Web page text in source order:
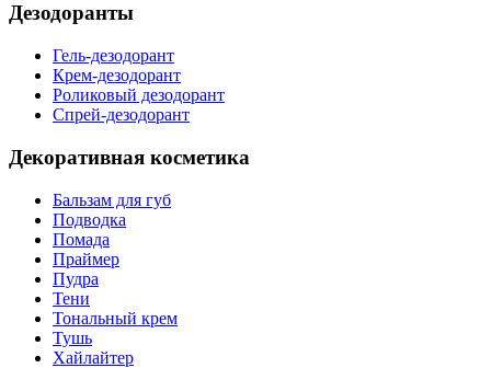
Дезодоранты
Гель-дезодорант
Крем-дезодорант
Роликовый дезодорант
Спрей-дезодорант
Декоративная косметика
Бальзам для губ
Подводка
Помада
Праймер
Пудра
Тени
Тональный крем
Тушь
Хайлайтер